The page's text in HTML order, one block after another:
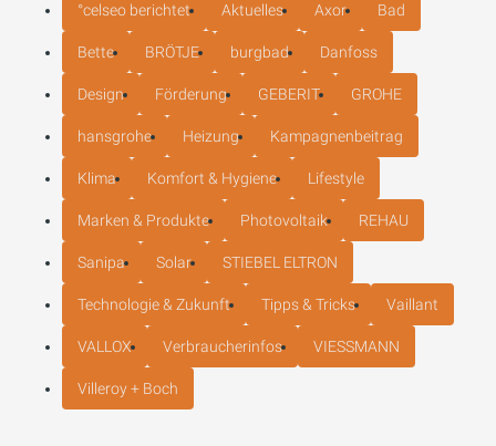
°celseo berichtet Aktuelles Axor Bad
Bette BRÖTJE burgbad Danfoss
Design Förderung GEBERIT GROHE
hansgrohe Heizung Kampagnenbeitrag
Klima Komfort & Hygiene Lifestyle
Marken & Produkte Photovoltaik REHAU
Sanipa Solar STIEBEL ELTRON
Technologie & Zukunft Tipps & Tricks Vaillant
VALLOX Verbraucherinfos VIESSMANN
Villeroy + Boch